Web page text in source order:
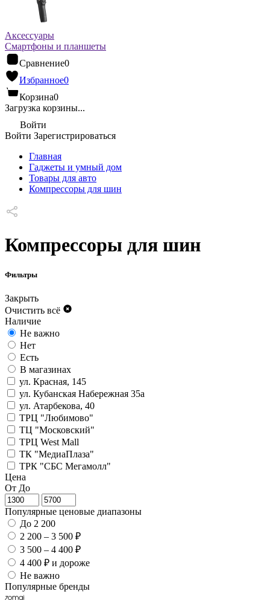
Аксессуары
Смартфоны и планшеты
Сравнение0
Избранное0
Корзина0
Загрузка корзины...
Войти
Войти Зарегистрироваться
Главная
Гаджеты и умный дом
Товары для авто
Компрессоры для шин
Компрессоры для шин
Фильтры
Закрыть
Очистить всё
Наличие
Не важно
Нет
Есть
В магазинах
ул. Красная, 145
ул. Кубанская Набережная 35а
ул. Атарбекова, 40
ТРЦ "Любимово"
ТЦ "Московский"
ТРЦ West Mall
ТК "МедиаПлаза"
ТРК "СБС Мегамолл"
Цена
От До
Популярные ценовые диапазоны
До 2 200
2 200 – 3 500 ₽
3 500 – 4 400 ₽
4 400 ₽ и дороже
Не важно
Популярные бренды